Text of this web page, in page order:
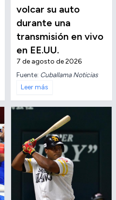
volcar su auto
durante una
transmisión en vivo
en EE.UU.
7 de agosto de 2026
Fuente: Cuballama Noticias
Leer más